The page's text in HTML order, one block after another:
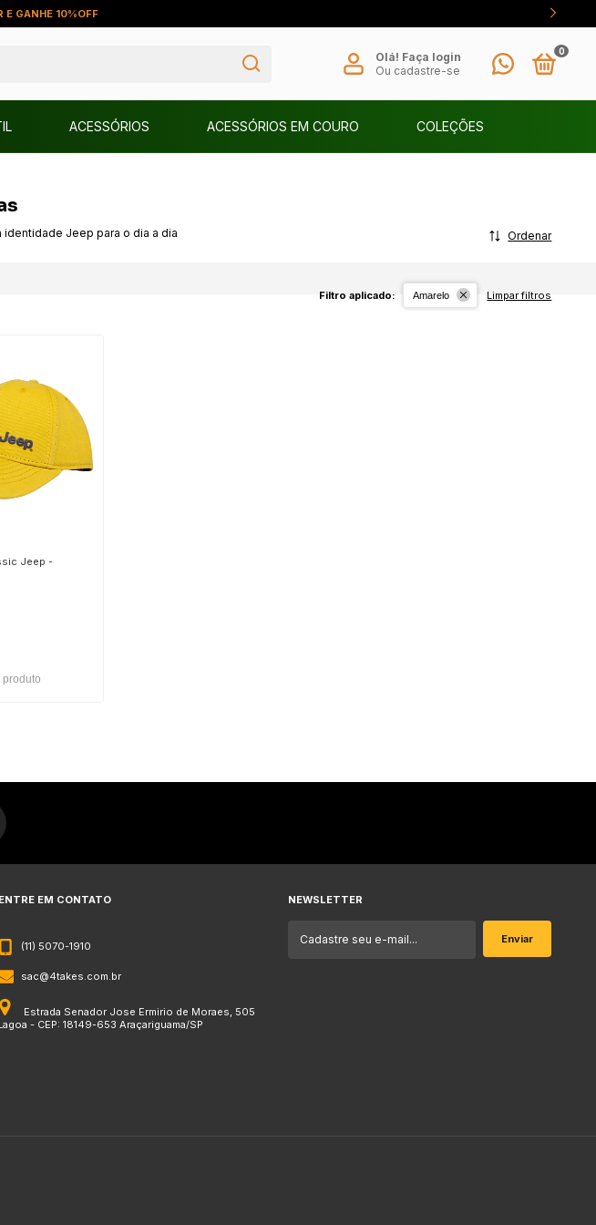
E GANHE 10%OFF
Olá! Faça login
Ou cadastre-se
0
ACESSÓRIOS ACESSÓRIOS EM COURO COLEÇÕES
Jeep para o dia a dia Ordenar
Filtro aplicado: Amarelo Limpar filtros
Jeep -
produto
ENTRE EM CONTATO
(11) 5070-1910
sac@4takes.com.br
Estrada Senador Jose Ermirio de Moraes, 505
- CEP: 18149-653 Araçariguama/SP
NEWSLETTER